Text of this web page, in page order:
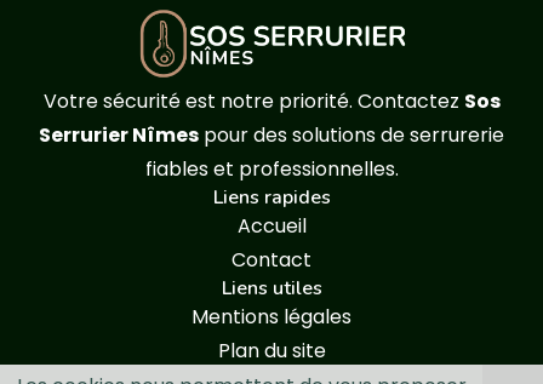
Votre sécurité est notre priorité. Contactez Sos
Serrurier Nîmes pour des solutions de serrurerie
fiables et professionnelles.
Liens rapides
Accueil
Contact
Liens utiles
Mentions légales
Plan du site